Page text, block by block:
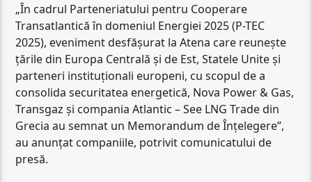
„În cadrul Parteneriatului pentru Cooperare
Transatlantică în domeniul Energiei 2025 (P-TEC
2025), eveniment desfășurat la Atena care reunește
țările din Europa Centrală și de Est, Statele Unite și
parteneri instituționali europeni, cu scopul de a
consolida securitatea energetică, Nova Power & Gas,
Transgaz și compania Atlantic – See LNG Trade din
Grecia au semnat un Memorandum de Înțelegere”,
au anunțat companiile, potrivit comunicatului de
presă.